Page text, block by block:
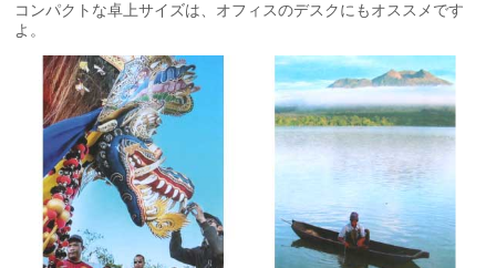
コンパクトな卓上サイズは、オフィスのデスクにもオススメです
よ。